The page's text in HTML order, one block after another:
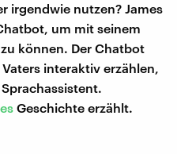
irgendwie nutzen? James
um mit seinem
können. Der Chatbot
interaktiv erzählen,
Geschichte erzählt.